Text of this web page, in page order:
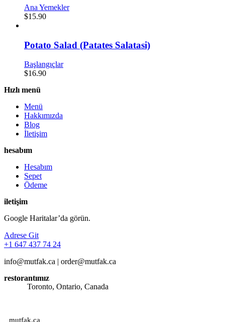
Ana Yemekler
$15.90
Potato Salad (Patates Salatasi)
Başlangıçlar
$16.90
Hızlı menü
Menü
Hakkımızda
Blog
İletişim
hesabım
Hesabım
Sepet
Ödeme
iletişim
Google Haritalar’da görün.
Adrese Git
+1 647 437 74 24
info@mutfak.ca | order@mutfak.ca
restorantımız
Toronto, Ontario, Canada
mutfak.ca